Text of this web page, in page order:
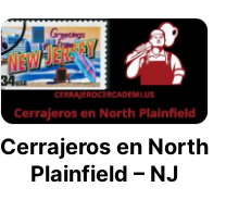
Cerrajeros en North
Plainfield – NJ